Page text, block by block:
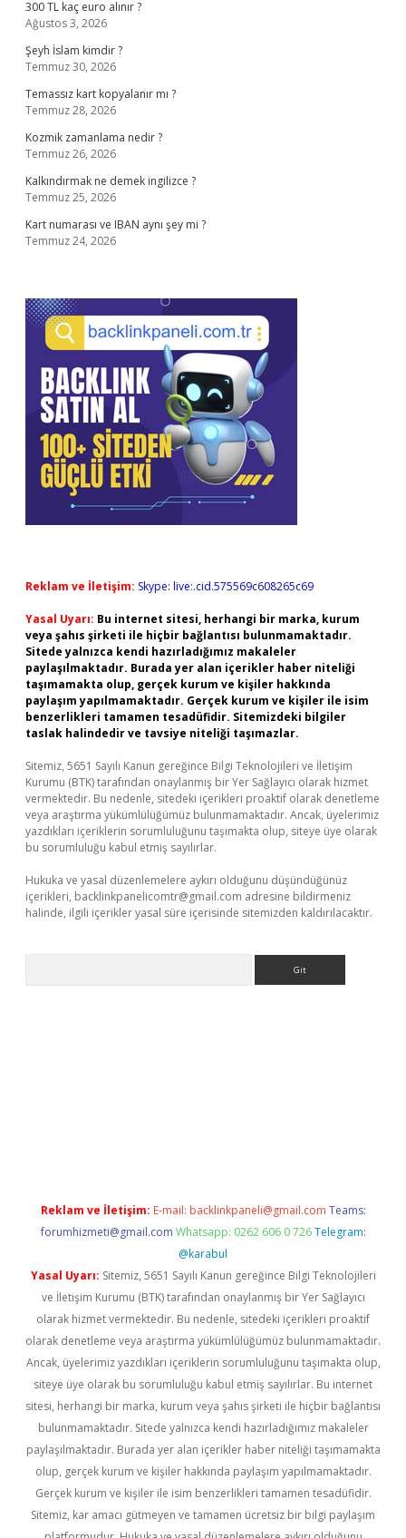
300 TL kaç euro alınır ?
Ağustos 3, 2026
Şeyh İslam kimdir ?
Temmuz 30, 2026
Temassız kart kopyalanır mı ?
Temmuz 28, 2026
Kozmik zamanlama nedir ?
Temmuz 26, 2026
Kalkındırmak ne demek ingilizce ?
Temmuz 25, 2026
Kart numarası ve IBAN aynı şey mi ?
Temmuz 24, 2026
Reklam ve İletişim: Skype: live:.cid.575569c608265c69
Yasal Uyarı: Bu internet sitesi, herhangi bir marka, kurum
veya şahıs şirketi ile hiçbir bağlantısı bulunmamaktadır.
Sitede yalnızca kendi hazırladığımız makaleler
paylaşılmaktadır. Burada yer alan içerikler haber niteliği
taşımamakta olup, gerçek kurum ve kişiler hakkında
paylaşım yapılmamaktadır. Gerçek kurum ve kişiler ile isim
benzerlikleri tamamen tesadüfidir. Sitemizdeki bilgiler
taslak halindedir ve tavsiye niteliği taşımazlar.
Sitemiz, 5651 Sayılı Kanun gereğince Bilgi Teknolojileri ve İletişim
Kurumu (BTK) tarafından onaylanmış bir Yer Sağlayıcı olarak hizmet
vermektedir. Bu nedenle, sitedeki içerikleri proaktif olarak denetleme
veya araştırma yükümlülüğümüz bulunmamaktadır. Ancak, üyelerimiz
yazdıkları içeriklerin sorumluluğunu taşımakta olup, siteye üye olarak
bu sorumluluğu kabul etmiş sayılırlar.
Hukuka ve yasal düzenlemelere aykırı olduğunu düşündüğünüz
içerikleri, backlinkpanelicomtr@gmail.com adresine bildirmeniz
halinde, ilgili içerikler yasal süre içerisinde sitemizden kaldırılacaktır.
Reklam ve İletişim: E-mail: backlinkpaneli@gmail.com Teams:
forumhizmeti@gmail.com Whatsapp: 0262 606 0 726 Telegram:
@karabul
Yasal Uyarı: Sitemiz, 5651 Sayılı Kanun gereğince Bilgi Teknolojileri
ve İletişim Kurumu (BTK) tarafından onaylanmış bir Yer Sağlayıcı
olarak hizmet vermektedir. Bu nedenle, sitedeki içerikleri proaktif
olarak denetleme veya araştırma yükümlülüğümüz bulunmamaktadır.
Ancak, üyelerimiz yazdıkları içeriklerin sorumluluğunu taşımakta olup,
siteye üye olarak bu sorumluluğu kabul etmiş sayılırlar. Bu internet
sitesi, herhangi bir marka, kurum veya şahıs şirketi ile hiçbir bağlantısı
bulunmamaktadır. Sitede yalnızca kendi hazırladığımız makaleler
paylaşılmaktadır. Burada yer alan içerikler haber niteliği taşımamakta
olup, gerçek kurum ve kişiler hakkında paylaşım yapılmamaktadır.
Gerçek kurum ve kişiler ile isim benzerlikleri tamamen tesadüfidir.
Sitemiz, kar amacı gütmeyen ve tamamen ücretsiz bir bilgi paylaşım